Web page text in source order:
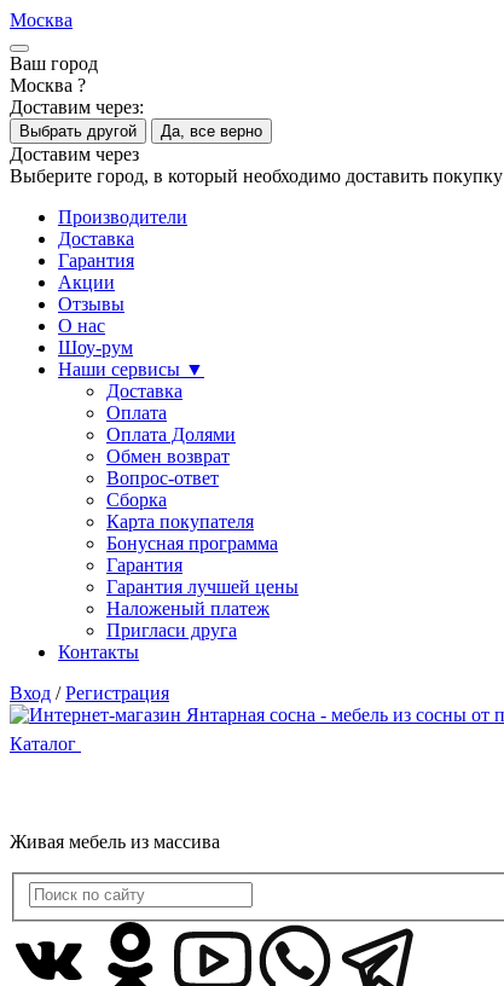
Москва
Ваш город
Москва ?
Доставим через:
Выбрать другой Да, все верно
Доставим через
Выберите город, в который необходимо доставить покупку
Производители
Доставка
Гарантия
Акции
Отзывы
О нас
Шоу-рум
Наши сервисы ▼
Доставка
Оплата
Оплата Долями
Обмен возврат
Вопрос-ответ
Сборка
Карта покупателя
Бонусная программа
Гарантия
Гарантия лучшей цены
Наложеный платеж
Пригласи друга
Контакты
Вход / Регистрация
Каталог
Живая мебель из массива